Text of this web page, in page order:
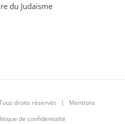
du Judaïsme
droits réservés | Mentions
de confidentialté